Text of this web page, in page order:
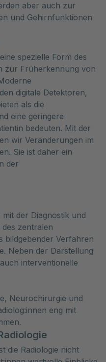
aber auch zur
und Gehirnfunktionen
spezielle Form des
zur Früherkennung von
digitale Detektoren,
als die
eine geringere
bedeuten. Mit der
wir Veränderungen im
Sie ist daher ein
der
der Diagnostik und
zentralen
bildgebender Verfahren
Neben der Darstellung
interventionelle
Neurochirurgie und
eng mit
die Radiologie nicht